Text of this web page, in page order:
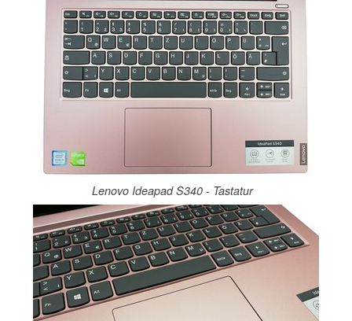
Lenovo Ideapad S340 - Tastatur